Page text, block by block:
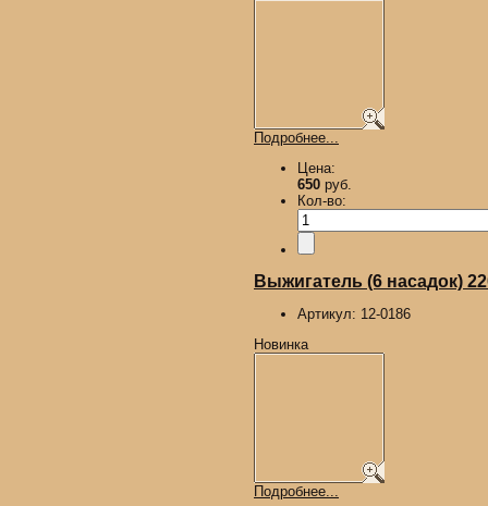
Подробнее...
Цена:
650 руб.
Кол-во:
Выжигатель (6 насадок)
Артикул: 12-0186
Новинка
Подробнее...